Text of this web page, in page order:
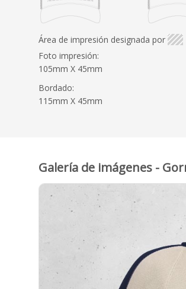
Área de impresión designada por
Foto impresión:
105mm X 45mm
Bordado:
115mm X 45mm
Galería de imágenes -